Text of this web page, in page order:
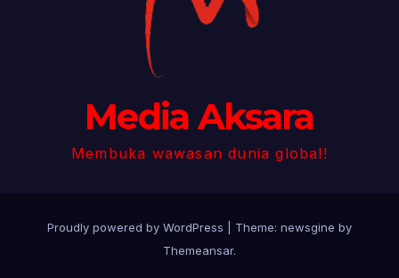
Media Aksara
Membuka wawasan dunia global!
Proudly powered by WordPress
Theme: newsgine by
Themeansar.